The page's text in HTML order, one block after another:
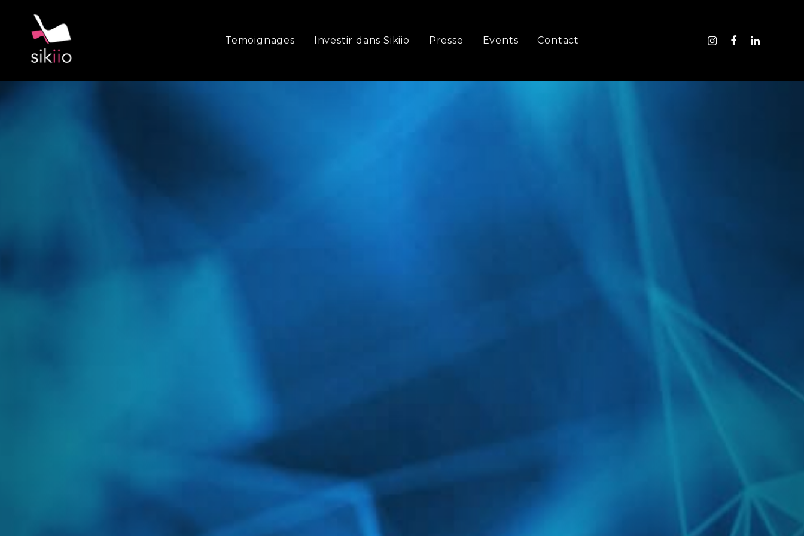
Temoignages Investir dans Sikiio Presse Events Contact